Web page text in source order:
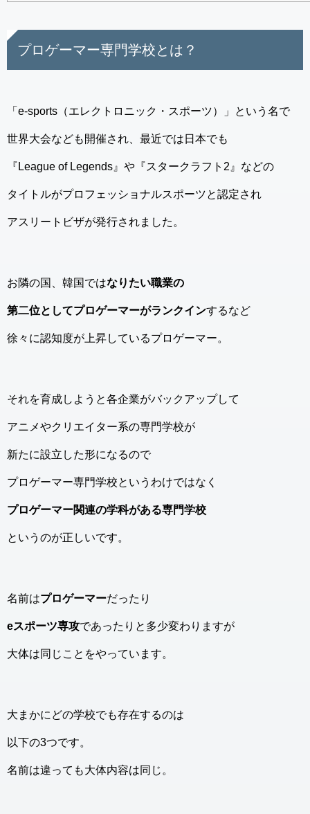
プロゲーマー専門学校とは？
「e-sports（エレクトロニック・スポーツ）」という名で
世界大会なども開催され、最近では日本でも
『League of Legends』や『スタークラフト2』などの
タイトルがプロフェッショナルスポーツと認定され
アスリートビザが発行されました。
お隣の国、韓国ではなりたい職業の
第二位としてプロゲーマーがランクインするなど
徐々に認知度が上昇しているプロゲーマー。
それを育成しようと各企業がバックアップして
アニメやクリエイター系の専門学校が
新たに設立した形になるので
プロゲーマー専門学校というわけではなく
プロゲーマー関連の学科がある専門学校
というのが正しいです。
名前はプロゲーマーだったり
eスポーツ専攻であったりと多少変わりますが
大体は同じことをやっています。
大まかにどの学校でも存在するのは
以下の3つです。
名前は違っても大体内容は同じ。